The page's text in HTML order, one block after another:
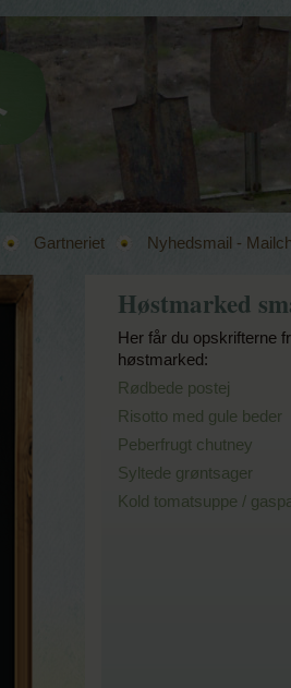
Gartneriet Nyhedsmail -
Høstmarked
Her får du opskrifterne
høstmarked:
Rødbede postej
Risotto med gule beder
Peberfrugt chutney
Syltede grøntsager
Kold tomatsuppe /